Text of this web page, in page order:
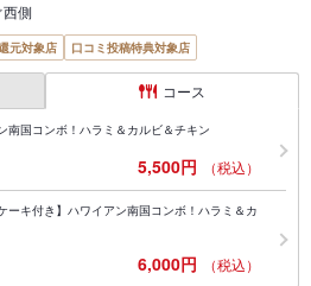
側
元対象店 口コミ投稿特典対象店
コース
南国コンボ！ハラミ＆カルビ＆チキン
5,500円 （税込）
ーキ付き】ハワイアン南国コンボ！ハラミ＆カ
6,000円 （税込）